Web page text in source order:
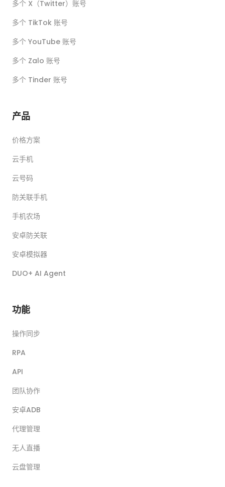
多个 X（Twitter）账号
多个 TikTok 账号
多个 YouTube 账号
多个 Zalo 账号
多个 Tinder 账号
产品
价格方案
云手机
云号码
防关联手机
手机农场
安卓防关联
安卓模拟器
DUO+ AI Agent
功能
操作同步
RPA
API
团队协作
安卓ADB
代理管理
无人直播
云盘管理